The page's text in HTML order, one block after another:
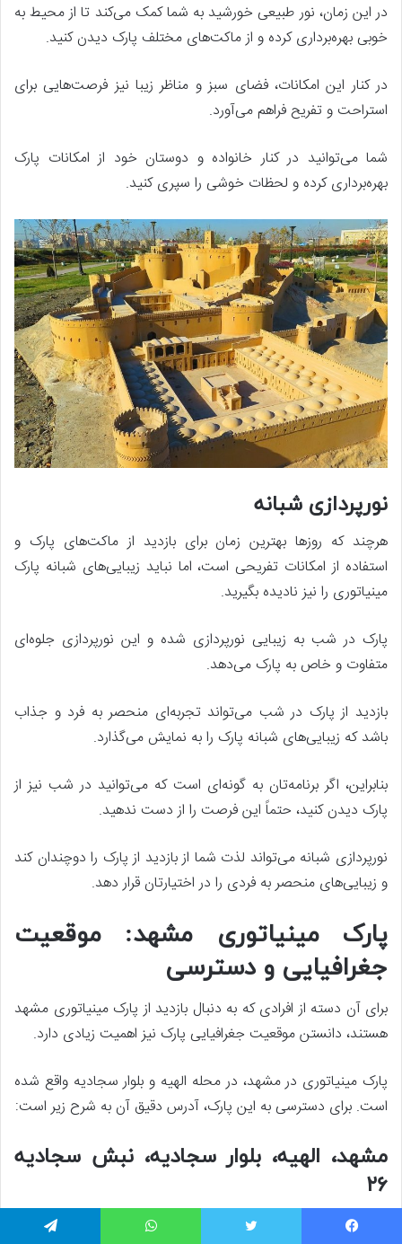
در این زمان، نور طبیعی خورشید به شما کمک می‌کند تا از محیط به
خوبی بهره‌برداری کرده و از ماکت‌های مختلف پارک دیدن کنید.
در کنار این امکانات، فضای سبز و مناظر زیبا نیز فرصت‌هایی برای
استراحت و تفریح فراهم می‌آورد.
شما می‌توانید در کنار خانواده و دوستان خود از امکانات پارک
بهره‌برداری کرده و لحظات خوشی را سپری کنید.
نورپردازی شبانه
هرچند که روزها بهترین زمان برای بازدید از ماکت‌های پارک و
استفاده از امکانات تفریحی است، اما نباید زیبایی‌های شبانه پارک
مینیاتوری را نیز نادیده بگیرید.
پارک در شب به زیبایی نورپردازی شده و این نورپردازی جلوه‌ای
متفاوت و خاص به پارک می‌دهد.
بازدید از پارک در شب می‌تواند تجربه‌ای منحصر به فرد و جذاب
باشد که زیبایی‌های شبانه پارک را به نمایش می‌گذارد.
بنابراین، اگر برنامه‌تان به گونه‌ای است که می‌توانید در شب نیز از
پارک دیدن کنید، حتماً این فرصت را از دست ندهید.
نورپردازی شبانه می‌تواند لذت شما از بازدید از پارک را دوچندان کند
و زیبایی‌های منحصر به فردی را در اختیارتان قرار دهد.
پارک مینیاتوری مشهد: موقعیت
جغرافیایی و دسترسی
برای آن دسته از افرادی که به دنبال بازدید از پارک مینیاتوری مشهد
هستند، دانستن موقعیت جغرافیایی پارک نیز اهمیت زیادی دارد.
پارک مینیاتوری در مشهد، در محله الهیه و بلوار سجادیه واقع شده
است. برای دسترسی به این پارک، آدرس دقیق آن به شرح زیر است:
مشهد، الهیه، بلوار سجادیه، نبش سجادیه
۲۶
این موقعیت جغرافیایی به راحتی قابل دسترسی از نقاط مختلف